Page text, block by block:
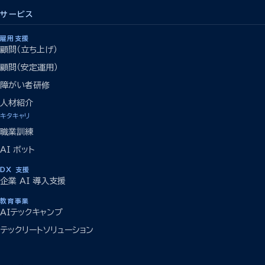
サービス
雇用支援
顧問（立ち上げ）
顧問（安定運用）
障がい者研修
人材紹介
キタキャリ
職業訓練
AI ボット
DX 支援
企業 AI 導入支援
教育事業
AIテックキャンプ
テックリートソリューション